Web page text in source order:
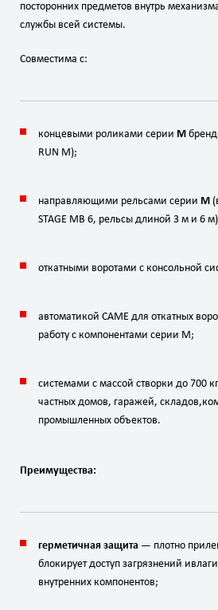
посторонних предметов внутрь
службы всей системы.
Совместима с:
концевыми роликами серии M
RUN M);
направляющими рельсами серии M
STAGE MB 6, рельсы длиной 3 м и 6
откатными воротами с консольной
автоматикой CAME для откатных
работу с компонентами серии M;
системами с массой створки до 700 кг
частных домов, гаражей, складов,
промышленных объектов.
Преимущества:
герметичная защита — плотно
блокируетдоступ загрязнений и
внутренних компонентов;